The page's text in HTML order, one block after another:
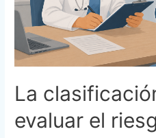
La
evaluar el